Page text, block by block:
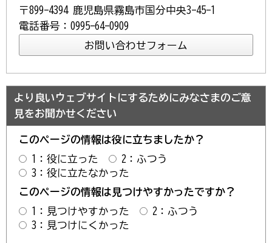
〒899-4394 鹿児島県霧島市国分中央3-45-1
電話番号：0995-64-0909
より良いウェブサイトにするためにみなさまのご意
見をお聞かせください
このページの情報は役に立ちましたか？
1：役に立った
2：ふつう
3：役に立たなかった
このページの情報は見つけやすかったですか？
1：見つけやすかった
2：ふつう
3：見つけにくかった